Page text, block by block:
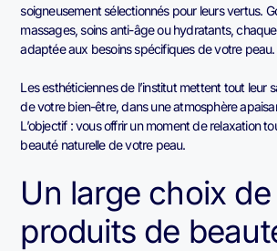
soigneusement sélectionnés pour leurs vertus.
massages, soins anti-âge ou hydratants,
adaptée aux besoins spécifiques de votre peau.
Les esthéticiennes de l’institut mettent tout leur
de votre bien-être, dans une atmosphère
L’objectif : vous offrir un moment de relaxation
beauté naturelle de votre peau.
Un large choix de
produits de